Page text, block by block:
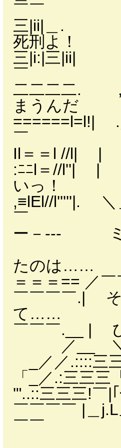
￣￣
三|ii|＿. |／l
死刑よ！
三|i:|三|ii| |／
￣
二二二二.
まうんだ
======l=l!| .
￣
Il＝＝l //l| |
:ﾆﾆl＝//l''| | っ
いっ！
,≡lEl//l'''''|. ＼
￣
ー－--- ミヽ
たのは……
＝＝＝== ／
￣￣￣￣.| そ
て……
￣￣￣.__ |
／__ ＼＿
_／／.::::
「_／.:三三
'"..::三三三!
￣￣￣￣ |＿
￣￣